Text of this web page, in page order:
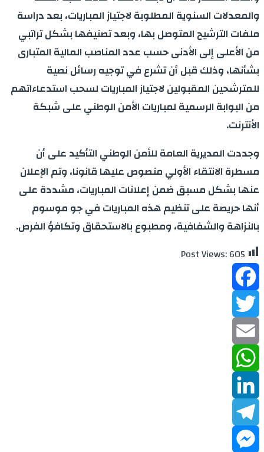
والمعدلات السنوية المطلوبة لاجتياز المباريات، بعد دراسة
ملفات الترشيح المتوصل بها، وبعد تصنيفها بشكل تراتبي
من الأعلى إلى الأدنى حسب عدد المناصب المالية المتباری
بشأنها، وذلك قبل أن تشرع في توجيه رسائل نصية
للمترشحين المقبولين لاجتياز المباريات لسحب استدعاءاتهم
من البوابة الرسمية لمباريات الأمن الوطني على شبكة
الأنترنت.
وجددت المديرية العامة للأمن الوطني التأكيد على أن
مسطرة الانتقاء الأولي منصوص عليها قانونا، وتم الإعلان
عنها بشكل مسبق ضمن إعلانات المباريات، مشددة على
أنها حريصة على تنظيم هذه المباريات في جو موسوم
بالنزاهة والشفافية، ومطبوع بالاستحقاق وتكافؤ الفرص.
Post Views:605
Facebook
Twitter
Email
WhatsApp
LinkedIn
Telegram